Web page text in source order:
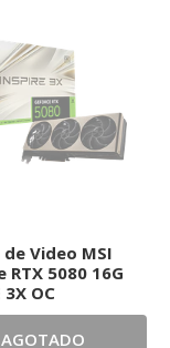
Video MSI
RTX 5080 16G
3X OC
AGOTADO